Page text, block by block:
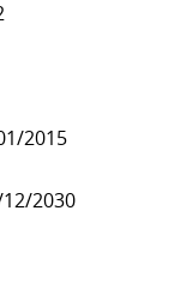
2015
2030